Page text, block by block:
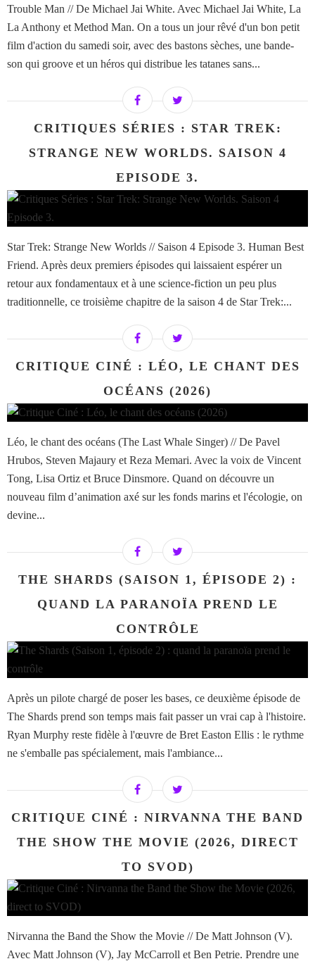
Trouble Man // De Michael Jai White. Avec Michael Jai White, La
La Anthony et Method Man. On a tous un jour rêvé d'un bon petit
film d'action du samedi soir, avec des bastons sèches, une bande-
son qui groove et un héros qui distribue les tatanes sans...
CRITIQUES SÉRIES : STAR TREK:
STRANGE NEW WORLDS. SAISON 4
EPISODE 3.
Star Trek: Strange New Worlds // Saison 4 Episode 3. Human Best
Friend. Après deux premiers épisodes qui laissaient espérer un
retour aux fondamentaux et à une science-fiction un peu plus
traditionnelle, ce troisième chapitre de la saison 4 de Star Trek:...
CRITIQUE CINÉ : LÉO, LE CHANT DES
OCÉANS (2026)
Léo, le chant des océans (The Last Whale Singer) // De Pavel
Hrubos, Steven Majaury et Reza Memari. Avec la voix de Vincent
Tong, Lisa Ortiz et Bruce Dinsmore. Quand on découvre un
nouveau film d’animation axé sur les fonds marins et l'écologie, on
devine...
THE SHARDS (SAISON 1, ÉPISODE 2) :
QUAND LA PARANOÏA PREND LE
CONTRÔLE
Après un pilote chargé de poser les bases, ce deuxième épisode de
The Shards prend son temps mais fait passer un vrai cap à l'histoire.
Ryan Murphy reste fidèle à l'œuvre de Bret Easton Ellis : le rythme
ne s'emballe pas spécialement, mais l'ambiance...
CRITIQUE CINÉ : NIRVANNA THE BAND
THE SHOW THE MOVIE (2026, DIRECT
TO SVOD)
Nirvanna the Band the Show the Movie // De Matt Johnson (V).
Avec Matt Johnson (V), Jay McCarroll et Ben Petrie. Prendre une